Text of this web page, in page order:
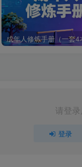
请登
登录